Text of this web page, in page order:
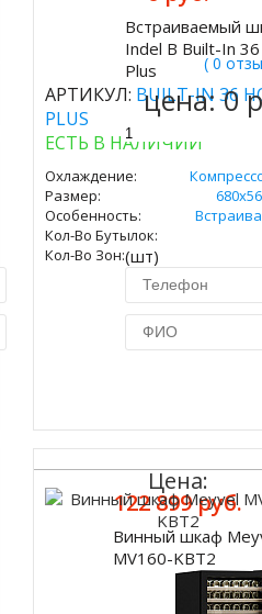
( 0
АРТИКУЛ: BUILT-IN 36
PLUS
ЕСТЬ В НАЛИЧИИ
Охлаждение:
Размер:
Особенность:
Кол-Во Бутылок:
Кол-Во Зон:
Встраиваемый
Indel B Built-In
Plus
цена:0
(шт)
Цена:
122 899 руб.
Винный шкаф
MV160-KBT2